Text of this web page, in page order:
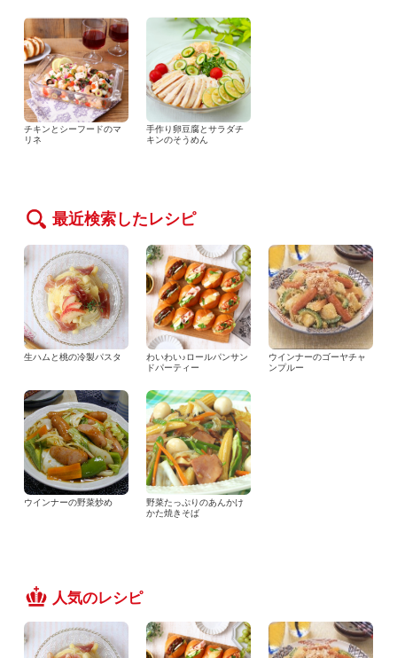
チキンとシーフードのマ
リネ
手作り卵豆腐とサラダチ
キンのそうめん
最近検索したレシピ
生ハムと桃の冷製パスタ
わいわい♪ロールパンサン
ドパーティー
ウインナーのゴーヤチャ
ンプルー
ウインナーの野菜炒め
野菜たっぷりのあんかけ
かた焼きそば
人気のレシピ